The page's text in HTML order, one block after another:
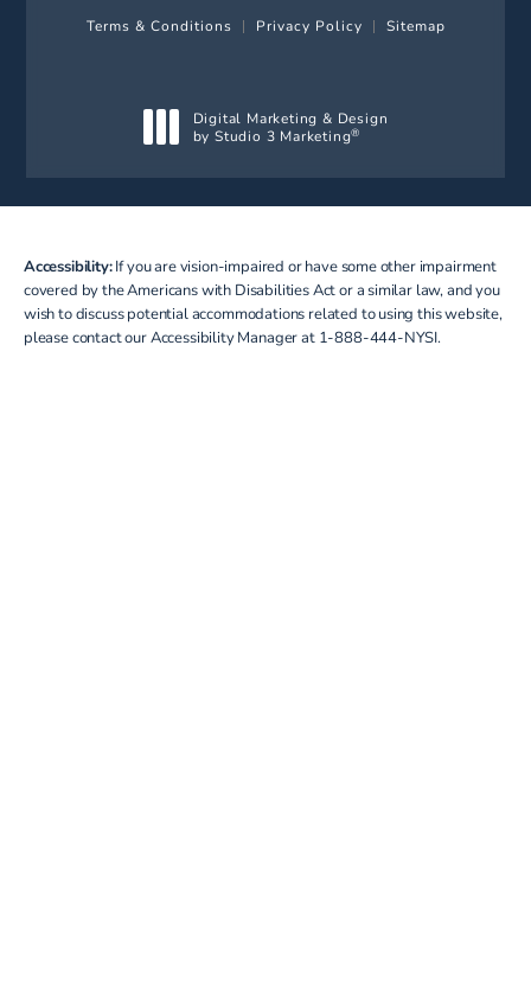
Terms & Conditions Privacy Policy Sitemap
Digital Marketing & Design
by Studio 3 Marketing®
Accessibility:If you are vision-impaired or have some other impairment
covered by the Americans with Disabilities Act or a similar law, and you
wish to discuss potential accommodations related to using this website,
please contact our Accessibility Manager at 1-888-444-NYSI.